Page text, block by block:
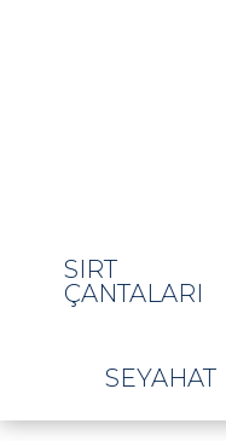
SIRT
ÇANTALARI
SEYAHAT